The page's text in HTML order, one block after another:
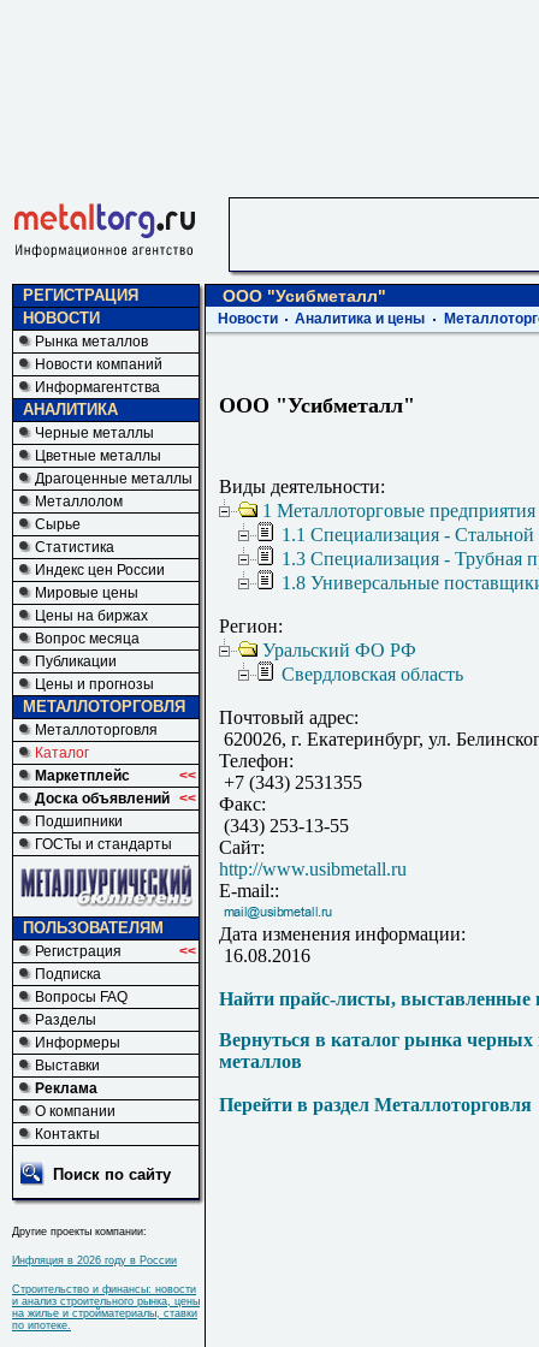
РЕГИСТРАЦИЯ
НОВОСТИ
Рынка металлов
Новости компаний
Информагентства
АНАЛИТИКА
Черные металлы
Цветные металлы
Драгоценные металлы
Металлолом
Сырье
Статистика
Индекс цен России
Мировые цены
Цены на биржах
Вопрос месяца
Публикации
Цены и прогнозы
МЕТАЛЛОТОРГОВЛЯ
Металлоторговля
Каталог
Маркетплейс
<<
Доска объявлений <<
Подшипники
ГОСТы и стандарты
ПОЛЬЗОВАТЕЛЯМ
Регистрация
<<
Подписка
Вопросы FAQ
Разделы
Информеры
Выставки
Реклама
О компании
Контакты
Поиск по сайту
Другие проекты компании:
Инфляция в 2026 году в России
Строительство и финансы: новости
и анализ строительного рынка, цены
на жилье и стройматериалы, ставки
по ипотеке.
ООО "Усибметалл"
Новости Аналитика и цены
ООО "Усибметалл"
Виды деятельности:
1 Металлоторговые
1.1 Специализация - Стальной
1.3 Специализация - Трубная
1.8 Универсальные
Регион:
Уральский ФО РФ
Свердловская область
Почтовый адрес:
620026, г. Екатеринбург, ул.
Телефон:
+7 (343) 2531355
Факс:
(343) 253-13-55
Сайт:
http://www.usibmetall.ru
E-mail::
Дата изменения информации:
16.08.2016
Найти прайс-листы, выставленные
Вернуться в каталог рынка
металлов
Перейти в раздел Металлоторговля